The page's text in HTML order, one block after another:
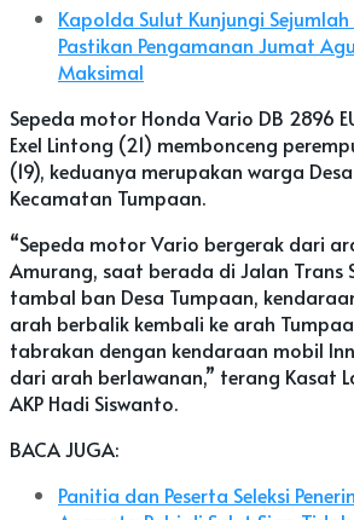
Kapolda Sulut Kunjungi
Pastikan Pengamanan Jumat
Maksimal
Sepeda motor Honda Vario DB 2896
Exel Lintong (21) membonceng
(19), keduanya merupakan warga
Kecamatan Tumpaan.
“Sepeda motor Vario bergerak dari
Amurang, saat berada di Jalan Trans
tambal ban Desa Tumpaan,
arah berbalik kembali ke arah
tabrakan dengan kendaraan mobil
dari arah berlawanan,” terang Kasat
AKP Hadi Siswanto.
BACA JUGA:
Panitia dan Peserta Seleksi